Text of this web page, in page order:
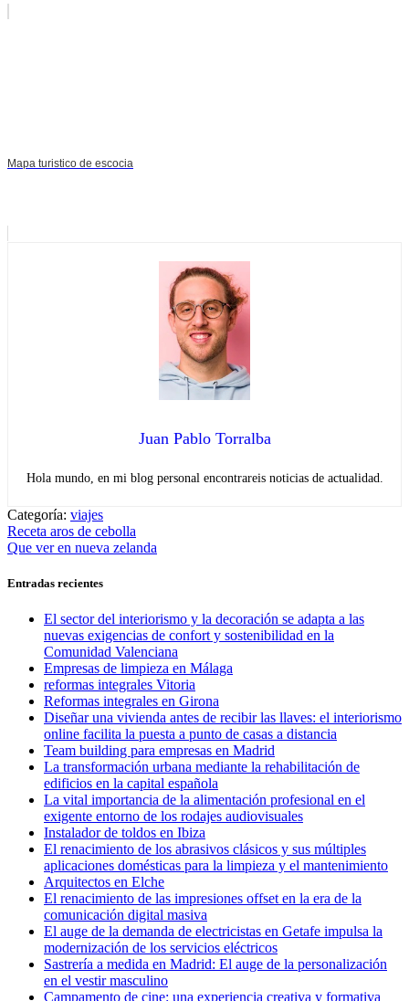
Mapa turistico de escocia
Juan Pablo Torralba
Hola mundo, en mi blog personal encontrareis noticias de actualidad.
Categoría: viajes
Navegación
de
entradas
Entrada
anterior:
Receta aros de cebolla
Entrada
Que ver en nueva zelanda
Entradas recientes
El sector del interiorismo y la decoración se adapta a las
nuevas exigencias de confort y sostenibilidad en la
Comunidad Valenciana
Empresas de limpieza en Málaga
reformas integrales Vitoria
Reformas integrales en Girona
Diseñar una vivienda antes de recibir las llaves: el interiorismo
online facilita la puesta a punto de casas a distancia
Team building para empresas en Madrid
La transformación urbana mediante la rehabilitación de
edificios en la capital española
La vital importancia de la alimentación profesional en el
exigente entorno de los rodajes audiovisuales
Instalador de toldos en Ibiza
El renacimiento de los abrasivos clásicos y sus múltiples
aplicaciones domésticas para la limpieza y el mantenimiento
Arquitectos en Elche
El renacimiento de las impresiones offset en la era de la
comunicación digital masiva
El auge de la demanda de electricistas en Getafe impulsa la
modernización de los servicios eléctricos
Sastrería a medida en Madrid: El auge de la personalización
en el vestir masculino
Campamento de cine: una experiencia creativa y formativa